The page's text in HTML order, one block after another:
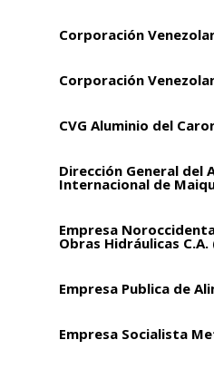
Corporación
Corporación
CVG Aluminio del
Dirección General del
Internacional de
Empresa
Obras Hidráulicas C.A.
Empresa Publica de
Empresa Socialista